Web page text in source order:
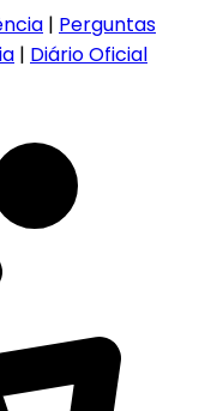
| Perguntas
| Diário Oficial